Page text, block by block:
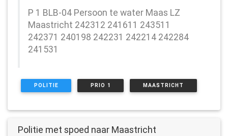
P 1 BLB-04 Persoon te water Maas LZ
Maastricht 242312 241611 243511
242371 240198 242231 242214 242284
241531
POLITIE PRIO 1 MAASTRICHT
Politie met spoed naar Maastricht